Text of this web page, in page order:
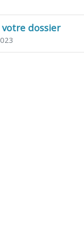
dossier